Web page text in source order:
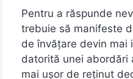
Pentru a răspunde
trebuie să manifeste
de învățare devin mai
datorită unei abordări
mai ușor de reținut